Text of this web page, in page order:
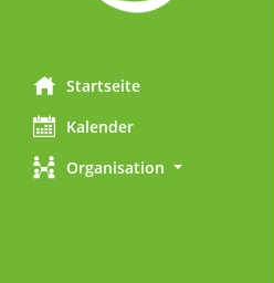
Startseite
Kalender
Organisation